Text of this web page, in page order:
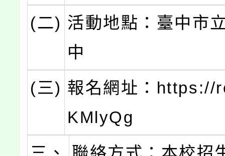
(二) 活動地點：臺中市
中
(三) 報名網址：https://
KMlyQg